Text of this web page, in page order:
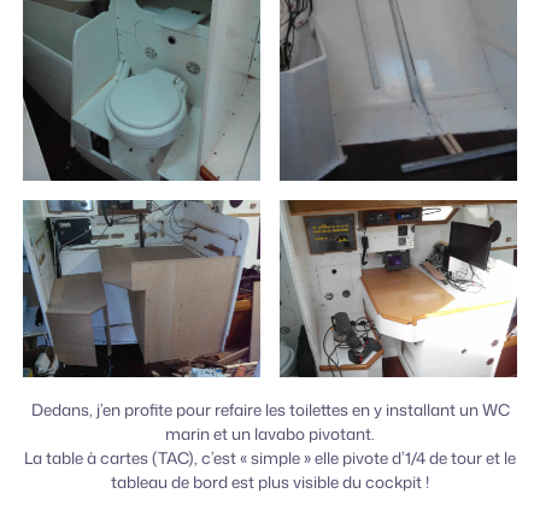
Dedans, j’en profite pour refaire les toilettes en y installant un WC
marin et un lavabo pivotant.
La table à cartes (TAC), c’est « simple » elle pivote d’1/4 de tour et le
tableau de bord est plus visible du cockpit !